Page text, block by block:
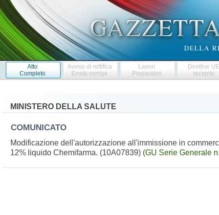
Atto
Completo
Avviso di rettifica
Errata corrige
Lavori
Preparatori
Direttive
recepite
MINISTERO DELLA SALUTE
COMUNICATO
Modificazione dell'autorizzazione all'immissione in
12% liquido Chemifarma. (10A07839) (GU Serie Generale